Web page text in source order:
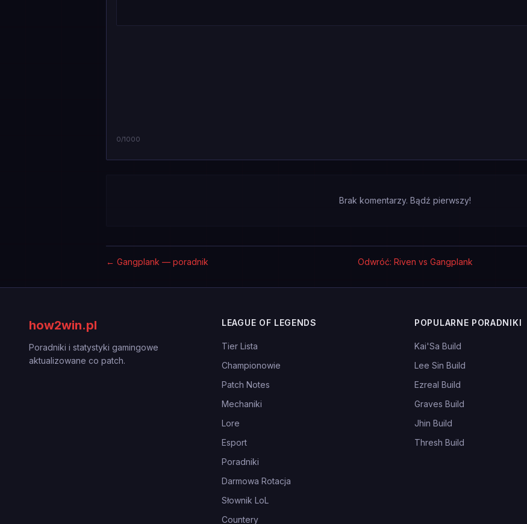
0/1000
Brak komentarzy. Bądź pierwszy!
← Gangplank — poradnik Odwróć: Riven vs Gangplank
how2win.pl
Poradniki i statystyki gamingowe
aktualizowane co patch.
LEAGUE OF LEGENDS
Tier Lista
Championowie
Patch Notes
Mechaniki
Lore
Esport
Poradniki
Darmowa Rotacja
Słownik LoL
Countery
POPULARNE PORADNIKI
Kai'Sa Build
Lee Sin Build
Ezreal Build
Graves Build
Jhin Build
Thresh Build